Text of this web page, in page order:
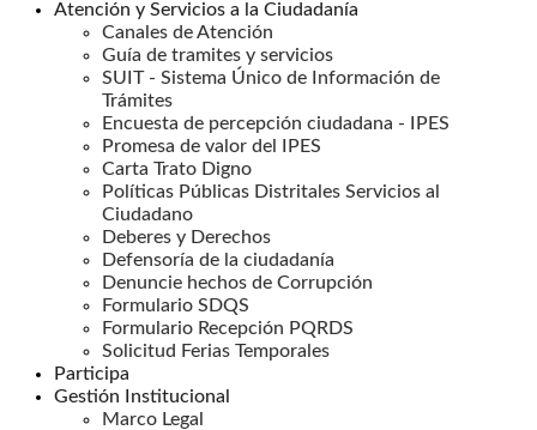
Atención y Servicios a la Ciudadanía
Canales de Atención
Guía de tramites y servicios
SUIT - Sistema Único de Información de
Trámites
Encuesta de percepción ciudadana - IPES
Promesa de valor del IPES
Carta Trato Digno
Políticas Públicas Distritales Servicios al
Ciudadano
Deberes y Derechos
Defensoría de la ciudadanía
Denuncie hechos de Corrupción
Formulario SDQS
Formulario Recepción PQRDS
Solicitud Ferias Temporales
Participa
Gestión Institucional
Marco Legal